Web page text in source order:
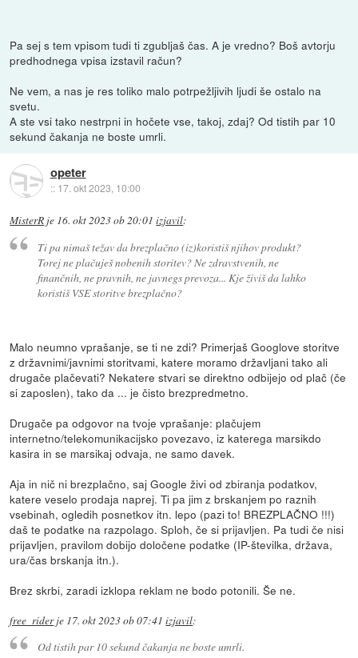
Pa sej s tem vpisom tudi ti zgubljaš čas. A je vredno? Boš avtorju
predhodnega vpisa izstavil račun?
Ne vem, a nas je res toliko malo potrpežljivih ljudi še ostalo na
svetu.
A ste vsi tako nestrpni in hočete vse, takoj, zdaj? Od tistih par 10
sekund čakanja ne boste umrli.
opeter
:: 17. okt 2023, 10:00
MisterR je 16. okt 2023 ob 20:01 izjavil:
Ti pa nimaš težav da brezplačno (iz)koristiš njihov produkt?
Torej ne plačuješ nobenih storitev? Ne zdravstvenih, ne
finančnih, ne pravnih, ne javnegs prevoza... Kje živiš da lahko
koristiš VSE storitve brezplačno?
Malo neumno vprašanje, se ti ne zdi? Primerjaš Googlove storitve
z državnimi/javnimi storitvami, katere moramo državljani tako ali
drugače plačevati? Nekatere stvari se direktno odbijejo od plač (če
si zaposlen), tako da ... je čisto brezpredmetno.
Drugače pa odgovor na tvoje vprašanje: plačujem
internetno/telekomunikacijsko povezavo, iz katerega marsikdo
kasira in se marsikaj odvaja, ne samo davek.
Aja in nič ni brezplačno, saj Google živi od zbiranja podatkov,
katere veselo prodaja naprej. Ti pa jim z brskanjem po raznih
vsebinah, ogledih posnetkov itn. lepo (pazi to! BREZPLAČNO !!!)
daš te podatke na razpolago. Sploh, če si prijavljen. Pa tudi če nisi
prijavljen, pravilom dobijo določene podatke (IP-številka, država,
ura/čas brskanja itn.).
Brez skrbi, zaradi izklopa reklam ne bodo potonili. Še ne.
free_riderje 17. okt 2023 ob 07:41 izjavil:
Od tistih par 10 sekund čakanja ne boste umrli.